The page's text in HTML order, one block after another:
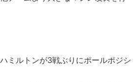
ミルトンが3戦ぶりにポールポジシ